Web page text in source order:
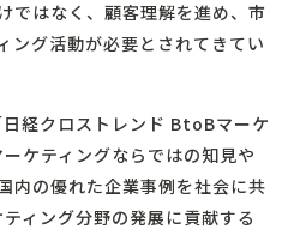
ではなく、顧客理解を進め、市
ング活動が必要とされてきてい
経クロストレンド BtoBマーケ
ケティングならではの知見や
内の優れた企業事例を社会に共
ィング分野の発展に貢献する